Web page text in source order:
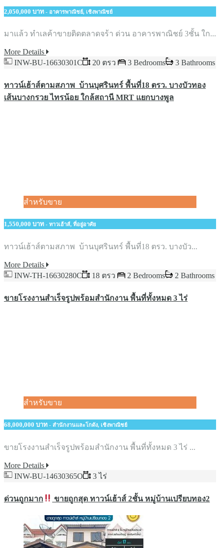
2,050,000 บาท - อาคารพาณิชย์, เชิงพาณิชย์
มาแล้ว ทำเลค้าขายติดตลาดจร้า ด่วน อาคารพาณิชย์ 3ชั้น ใก...
More Details
INW-BU-16630301C
20 ตรว 3 Bedrooms 3 Bathrooms
ทาวน์เฮ้าส์ตามสภาพ บ้านบุศรินทร์ พื้นที่18 ตรว. บางบัวทอง
เส้นบางกรวย ไทรน้อย ใกล้สถานี MRT แยกบางพูล
สำหรับขาย
1,550,000 บาท - ทาวเฮ้าส์, ที่อยู่อาศัย
ทาวน์เฮ้าส์ตามสภาพ บ้านบุศรินทร์ พื้นที่18 ตรว. บางบัว...
More Details
INW-TH-16630280C
18 ตรว 2 Bedrooms 2 Bathrooms
ขายโรงงานสำเร็จรูปพร้อมสำนักงาน พื้นที่ทั้งหมด​ ​3 ไร่
สำหรับขาย
68,000,000 บาท - สำนักงานและโกดัง, เชิงพาณิชย์
ขายโรงงานสำเร็จรูปพร้อมสำนักงาน พื้นที่ทั้งหมด​ ​3 ไร่ ...
More Details
INW-BU-14630365O
3 ไร่
ด่วนถูกมาก ขายถูกสุด ทาวน์เฮ้าส์ 2ชั้น หมู่บ้านเปรียบทอง2